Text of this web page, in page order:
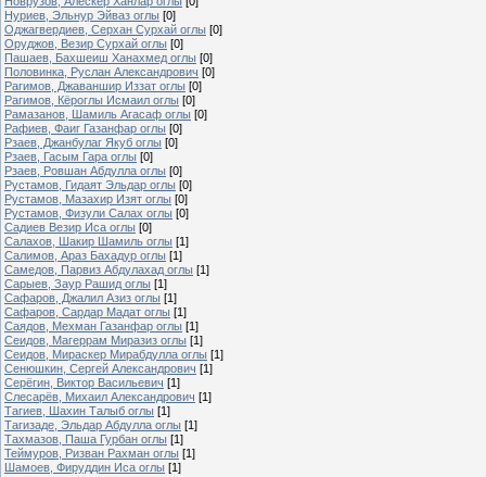
Нуриев, Эльнур Эйваз оглы [0]
Оджагвердиев, Серхан Сурхай оглы [0]
Оруджов, Везир Сурхай оглы [0]
Пашаев, Бахшеиш Ханахмед оглы [0]
Половинка, Руслан Александрович [0]
Рагимов, Джаваншир Иззат оглы [0]
Рагимов, Кёроглы Исмаил оглы [0]
Рамазанов, Шамиль Агасаф оглы [0]
Рафиев, Фаиг Газанфар оглы [0]
Рзаев, Джанбулаг Якуб оглы [0]
Рзаев, Гасым Гара оглы [0]
Рзаев, Ровшан Абдулла оглы [0]
Рустамов, Гидаят Эльдар оглы [0]
Рустамов, Мазахир Изят оглы [0]
Рустамов, Физули Салах оглы [0]
Садиев Везир Иса оглы [0]
Салахов, Шакир Шамиль оглы [1]
Салимов, Араз Бахадур оглы [1]
Самедов, Парвиз Абдулахад оглы [1]
Сарыев, Заур Рашид оглы [1]
Сафаров, Джалил Азиз оглы [1]
Сафаров, Сардар Мадат оглы [1]
Саядов, Мехман Газанфар оглы [1]
Сеидов, Магеррам Миразиз оглы [1]
Сеидов, Мираскер Мирабдулла оглы [1]
Сенюшкин, Сергей Александрович [1]
Серёгин, Виктор Васильевич [1]
Слесарёв, Михаил Александрович [1]
Тагиев, Шахин Талыб оглы [1]
Тагизаде, Эльдар Абдулла оглы [1]
Тахмазов, Паша Гурбан оглы [1]
Теймуров, Ризван Рахман оглы [1]
Шамоев, Фируддин Иса оглы [1]